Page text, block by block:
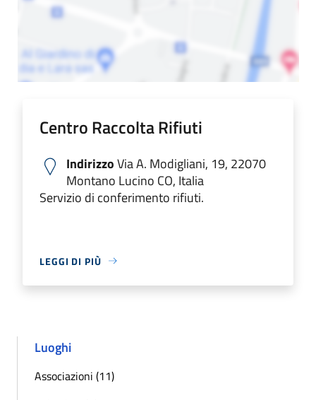
Centro Raccolta Rifiuti
IndirizzoVia A. Modigliani, 19, 22070
Montano Lucino CO, Italia
Servizio di conferimento rifiuti.
LEGGI DI PIÙ
Luoghi
Associazioni (11)